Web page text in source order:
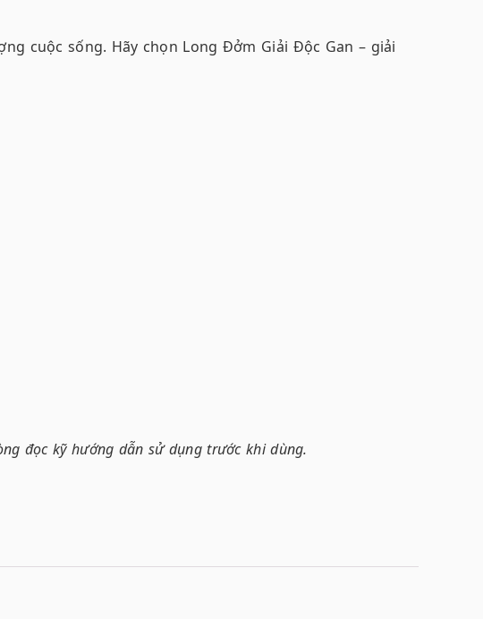
cuộc sống. Hãy chọn Long Đởm Giải Độc Gan – giải
đọc kỹ hướng dẫn sử dụng trước khi dùng.